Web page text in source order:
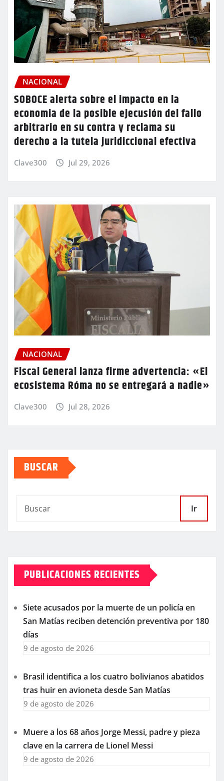
NACIONAL
SOBOCE alerta sobre el impacto en la
economia de la posible ejecusión del fallo
arbitrario en su contra y reclama su
derecho a la tutela juridiccional efectiva
Clave300 Jul 29, 2026
NACIONAL
Fiscal General lanza firme advertencia: «El
ecosistema Róma no se entregará a nadie»
Clave300 Jul 28, 2026
BUSCAR
Ir
PUBLICACIONES RECIENTES
Siete acusados por la muerte de un policía en
San Matías reciben detención preventiva por 180
días
9 de agosto de 2026
Brasil identifica a los cuatro bolivianos abatidos
tras huir en avioneta desde San Matías
9 de agosto de 2026
Muere a los 68 años Jorge Messi, padre y pieza
clave en la carrera de Lionel Messi
9 de agosto de 2026